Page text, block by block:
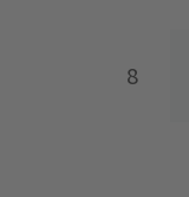
8